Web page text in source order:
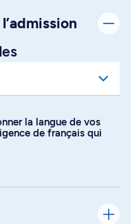
la langue de vos
de français qui